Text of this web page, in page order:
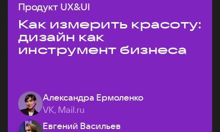
Продукт UX&UI
Как измерить красоту:
дизайн как
инструмент бизнеса
Александра Ермоленко
VK, Mail.ru
Евгений Васильев